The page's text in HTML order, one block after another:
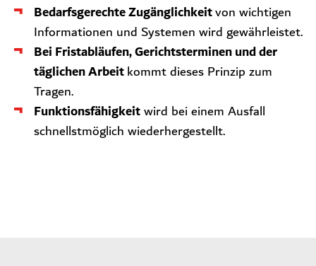
Bedarfsgerechte Zugänglichkeitvon wichtigen
Informationen und Systemen wird gewährleistet.
Bei Fristabläufen, Gerichtsterminen und der
täglichen Arbeitkommt dieses Prinzip zum
Tragen.
Funktionsfähigkeitwird bei einem Ausfall
schnellstmöglich wiederhergestellt.